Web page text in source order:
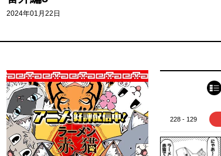
2024年01月22日
228 - 129